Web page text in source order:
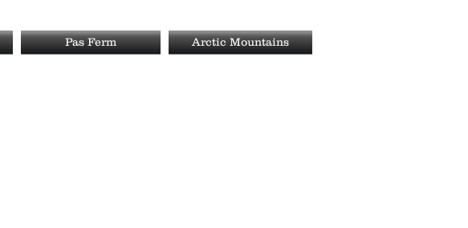
Pas Ferm Arctic Mountains